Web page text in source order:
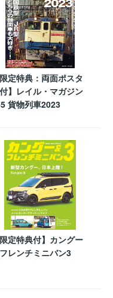
限定特典：両面ポスタ
】レイル・マガジン
貨物列車2023
限定特典付】カングー
レンチミニバン3